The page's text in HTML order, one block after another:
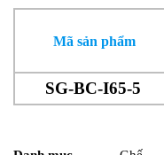
Mã sản phẩm
SG-BC-I65-5